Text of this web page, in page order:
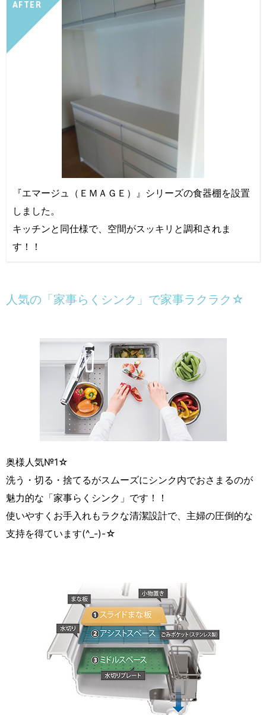
AFTER
『エマージュ（ＥＭＡＧＥ）』シリーズの食器棚を設置
しました。
キッチンと同仕様で、空間がスッキリと調和されま
す！！
人気の「家事らくシンク」で家事ラクラク☆
奥様人気№1☆
洗う・切る・捨てるがスムーズにシンク内でおさまるのが
魅力的な「家事らくシンク」です！！
使いやすくお手入れもラクな清潔設計で、主婦の圧倒的な
支持を得ています(^_-)-☆